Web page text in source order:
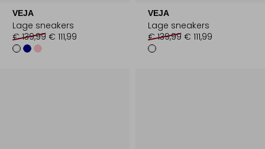
VEJA
Lage sneakers
€ 139,99 € 111,99
VEJA
Lage sneakers
€ 139,99 € 111,99